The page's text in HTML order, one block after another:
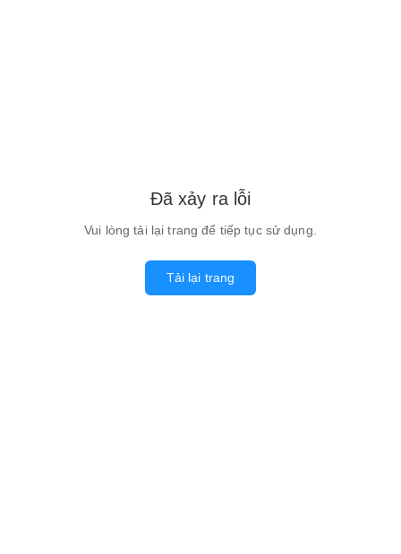
Đã xảy ra lỗi
Vui lòng tải lại trang để tiếp tục sử dụng.
Tải lại trang